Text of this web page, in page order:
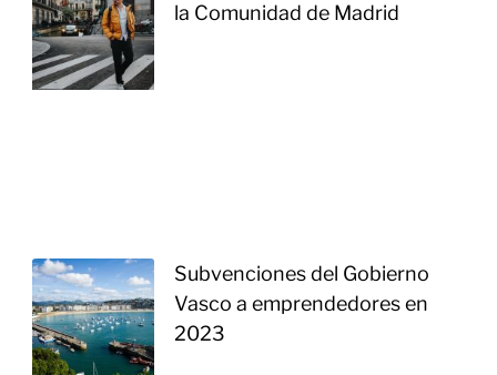
la Comunidad de Madrid
Subvenciones del Gobierno
Vasco a emprendedores en
2023